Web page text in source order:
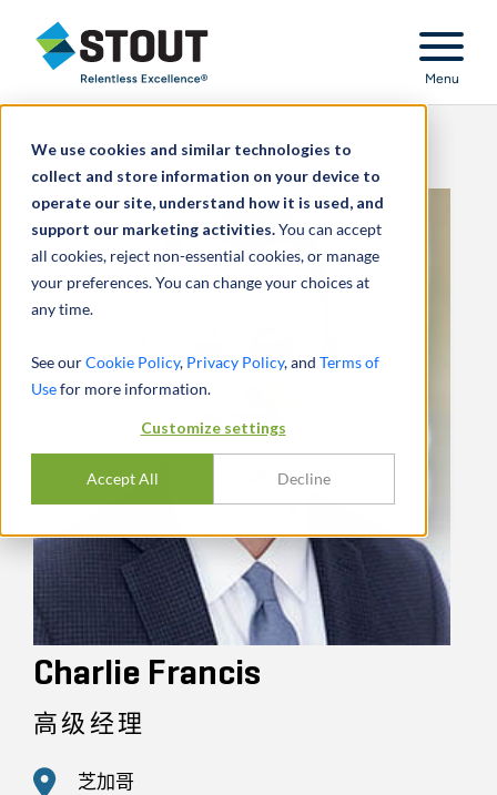
We use cookies and similar technologies to
collect and store information on your device to
operate our site, understand how it is used, and
support our marketing activities.You can accept
all cookies, reject non-essential cookies, or manage
your preferences. You can change your choices at
any time.
See ourCookie Policy, Privacy Policy, and Terms of
Usefor more information.
Customize settings
Accept All Decline
Stout Relentless Excellence
Menu
Charlie Francis
高级经理
芝加哥